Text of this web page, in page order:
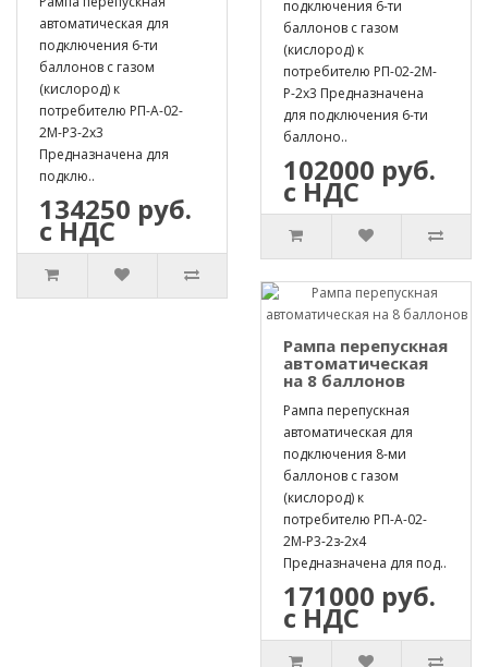
автоматическая для
подключения 6-ти
баллонов с газом
(кислород) к
потребителю РП-А-02-
2М-Р3-2х3
Предназначена для
подклю..
134250 руб.
с НДС
подключения 6-ти
баллонов с газом
(кислород) к
потребителю РП-02-2М-
Р-2х3 Предназначена
для подключения 6-ти
баллоно..
102000 руб.
с НДС
Рампа перепускная
автоматическая
на 8 баллонов
Рампа перепускная
автоматическая для
подключения 8-ми
баллонов с газом
(кислород) к
потребителю РП-А-02-
2М-Р3-2з-2х4
Предназначена для под..
171000 руб.
с НДС